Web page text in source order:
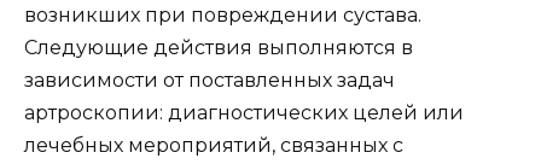
возникших при повреждении сустава.
Следующие действия выполняются в
зависимости от поставленных задач
артроскопии: диагностических целей или
лечебных мероприятий, связанных с